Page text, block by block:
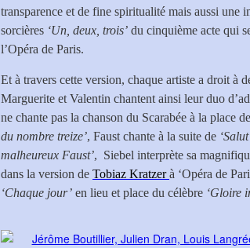
transparence et de fine spiritualité mais aussi une
sorcières ‘Un, deux, trois’ du cinquième acte qui
l’Opéra de Paris.
Et à travers cette version, chaque artiste a droit à
Marguerite et Valentin chantent ainsi leur duo
ne chante pas la chanson du Scarabée à la place de
du nombre treize’, Faust chante à la suite de
malheureux Faust’, Siebel interprète sa
dans la version de Tobiaz Kratzerà ‘Opéra de
‘Chaque jour’ en lieu et place du célèbre ‘Gloire